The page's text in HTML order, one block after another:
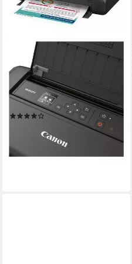
CANON
MAXIFY BX110
Tintenstrahldrucker
4800 x 1200 dpi dpi Auflösung s/w Druck
Druckkopf Druckverfahren
(3)
lieferbar - in 2-3 Werktagen bei dir